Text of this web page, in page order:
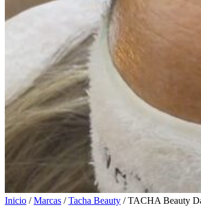
Inicio /Marcas /Tacha Beauty / TACHA Beauty